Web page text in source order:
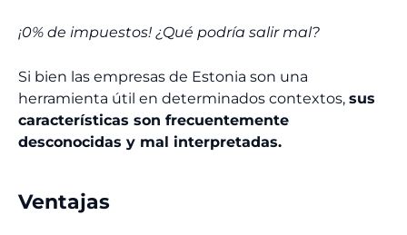
¡0% de impuestos! ¿Qué podría salir mal?
Si bien las empresas de Estonia son una
herramienta útil en determinados contextos, sus
características son frecuentemente
desconocidas y mal interpretadas.
Ventajas